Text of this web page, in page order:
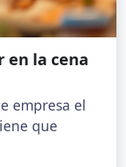
en la cena
empresa el
que